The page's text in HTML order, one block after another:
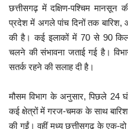
वीडियो
ज्योतिष
छत्तीसगढ़ में दक्षिण-पश्चिम मानसून
प्रदेश में अगले पांच दिनों तक बारिश,
की है। कई इलाकों में 70 से 90
चलने की संभावना जताई गई है।
सतर्क रहने की सलाह दी है।
मौसम विभाग के अनुसार, पिछले 24
कई क्षेत्रों में गरज-चमक के साथ
की गईं। वहीं मध्य छत्तीसगढ़ के एक-